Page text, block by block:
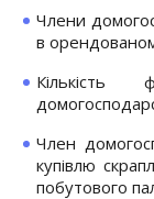
Члени
в
Член
купівлю
побутового